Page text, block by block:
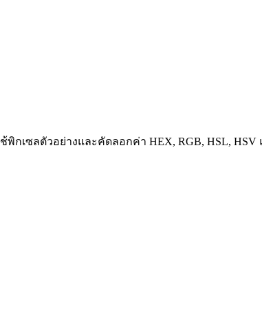
กเซลตัวอย่างและคัดลอกค่า HEX, RGB, HSL,